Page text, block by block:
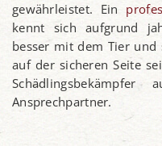
gewährleistet. Ein
kennt sich aufgrund
besser mit dem Tier und
auf der sicheren Seite
Ansprechpartner.